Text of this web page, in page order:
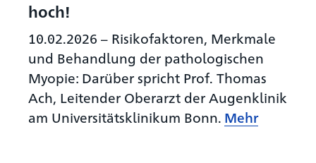
hoch!
10.02.2026 – Risikofaktoren, Merkmale
und Behandlung der pathologischen
Myopie: Darüber spricht Prof. Thomas
Ach, Leitender Oberarzt der Augenklinik
am Universitätsklinikum Bonn. Mehr